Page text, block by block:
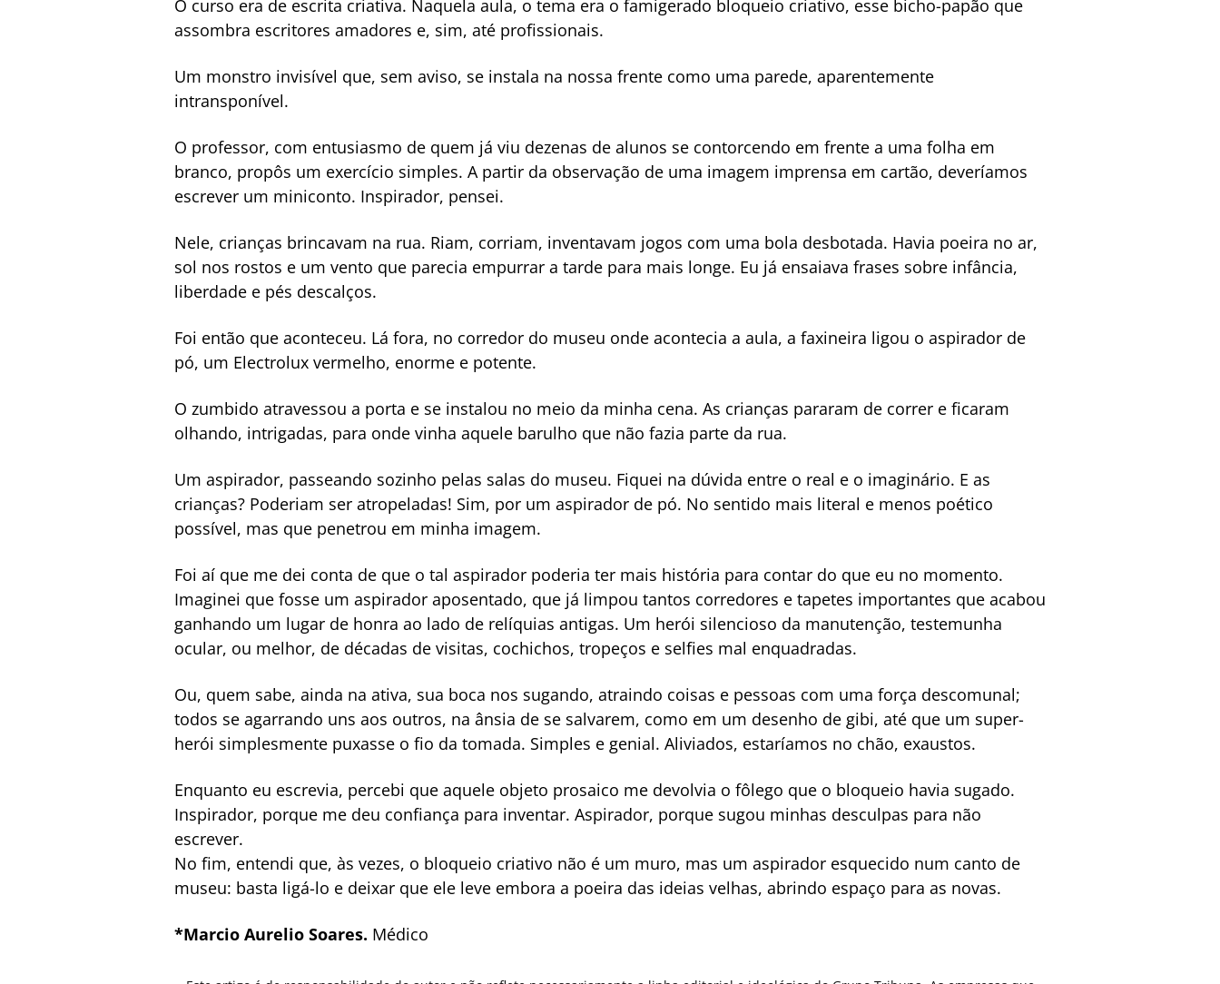
O curso era de escrita criativa. Naquela aula, o tema era o famigerado bloqueio criativo, esse bicho-papão que
assombra escritores amadores e, sim, até profissionais.
Um monstro invisível que, sem aviso, se instala na nossa frente como uma parede, aparentemente
intransponível.
O professor, com entusiasmo de quem já viu dezenas de alunos se contorcendo em frente a uma folha em
branco, propôs um exercício simples. A partir da observação de uma imagem imprensa em cartão, deveríamos
escrever um miniconto. Inspirador, pensei.
Nele, crianças brincavam na rua. Riam, corriam, inventavam jogos com uma bola desbotada. Havia poeira no ar,
sol nos rostos e um vento que parecia empurrar a tarde para mais longe. Eu já ensaiava frases sobre infância,
liberdade e pés descalços.
Foi então que aconteceu. Lá fora, no corredor do museu onde acontecia a aula, a faxineira ligou o aspirador de
pó, um Electrolux vermelho, enorme e potente.
O zumbido atravessou a porta e se instalou no meio da minha cena. As crianças pararam de correr e ficaram
olhando, intrigadas, para onde vinha aquele barulho que não fazia parte da rua.
Um aspirador, passeando sozinho pelas salas do museu. Fiquei na dúvida entre o real e o imaginário. E as
crianças? Poderiam ser atropeladas! Sim, por um aspirador de pó. No sentido mais literal e menos poético
possível, mas que penetrou em minha imagem.
Foi aí que me dei conta de que o tal aspirador poderia ter mais história para contar do que eu no momento.
Imaginei que fosse um aspirador aposentado, que já limpou tantos corredores e tapetes importantes que acabou
ganhando um lugar de honra ao lado de relíquias antigas. Um herói silencioso da manutenção, testemunha
ocular, ou melhor, de décadas de visitas, cochichos, tropeços e selfies mal enquadradas.
Ou, quem sabe, ainda na ativa, sua boca nos sugando, atraindo coisas e pessoas com uma força descomunal;
todos se agarrando uns aos outros, na ânsia de se salvarem, como em um desenho de gibi, até que um super-
herói simplesmente puxasse o fio da tomada. Simples e genial. Aliviados, estaríamos no chão, exaustos.
Enquanto eu escrevia, percebi que aquele objeto prosaico me devolvia o fôlego que o bloqueio havia sugado.
Inspirador, porque me deu confiança para inventar. Aspirador, porque sugou minhas desculpas para não
escrever.
No fim, entendi que, às vezes, o bloqueio criativo não é um muro, mas um aspirador esquecido num canto de
museu: basta ligá-lo e deixar que ele leve embora a poeira das ideias velhas, abrindo espaço para as novas.
*Marcio Aurelio Soares. Médico